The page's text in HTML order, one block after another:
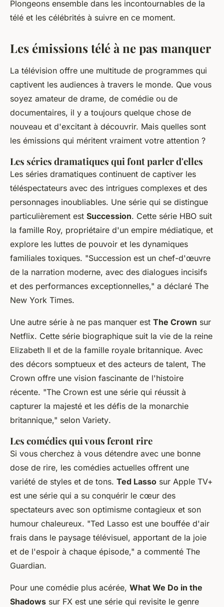
Plongeons ensemble dans les incontournables de la
télé et les célébrités à suivre en ce moment.
Les émissions télé à ne pas manquer
La télévision offre une multitude de programmes qui
captivent les audiences à travers le monde. Que vous
soyez amateur de drame, de comédie ou de
documentaires, il y a toujours quelque chose de
nouveau et d'excitant à découvrir. Mais quelles sont
les émissions qui méritent vraiment votre attention ?
Les séries dramatiques qui font parler d'elles
Les séries dramatiques continuent de captiver les
téléspectateurs avec des intrigues complexes et des
personnages inoubliables. Une série qui se distingue
particulièrement est Succession. Cette série HBO suit
la famille Roy, propriétaire d'un empire médiatique, et
explore les luttes de pouvoir et les dynamiques
familiales toxiques. "Succession est un chef-d'œuvre
de la narration moderne, avec des dialogues incisifs
et des performances exceptionnelles," a déclaré The
New York Times.
Une autre série à ne pas manquer est The Crown sur
Netflix. Cette série biographique suit la vie de la reine
Elizabeth II et de la famille royale britannique. Avec
des décors somptueux et des acteurs de talent, The
Crown offre une vision fascinante de l'histoire
récente. "The Crown est une série qui réussit à
capturer la majesté et les défis de la monarchie
britannique," selon Variety.
Les comédies qui vous feront rire
Si vous cherchez à vous détendre avec une bonne
dose de rire, les comédies actuelles offrent une
variété de styles et de tons. Ted Lasso sur Apple TV+
est une série qui a su conquérir le cœur des
spectateurs avec son optimisme contagieux et son
humour chaleureux. "Ted Lasso est une bouffée d'air
frais dans le paysage télévisuel, apportant de la joie
et de l'espoir à chaque épisode," a commenté The
Guardian.
Pour une comédie plus acérée, What We Do in the
Shadows sur FX est une série qui revisite le genre